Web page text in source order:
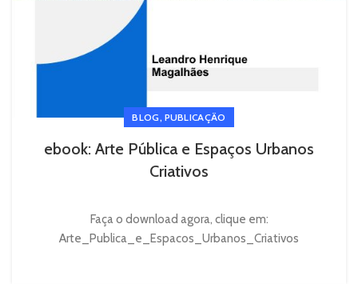
BLOG, PUBLICAÇÃO
ebook: Arte Pública e Espaços Urbanos
Criativos
Faça o download agora, clique em:
Arte_Publica_e_Espacos_Urbanos_Criativos